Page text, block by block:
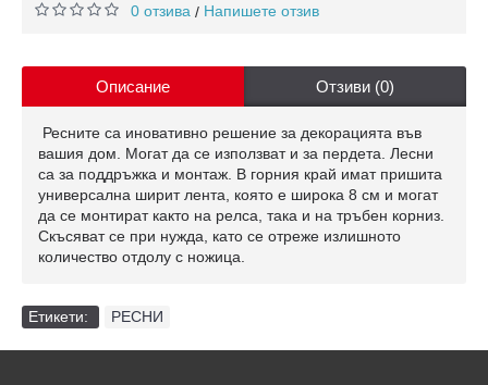
0 отзива / Напишете отзив
Описание Отзиви (0)
Ресните са иновативно решение за декорацията във
вашия дом. Могат да се използват и за пердета. Лесни
са за поддръжка и монтаж. В горния край имат пришита
универсална ширит лента, която е широка 8 см и могат
да се монтират както на релса, така и на тръбен корниз.
Скъсяват се при нужда, като се отреже излишното
количество отдолу с ножица.
Етикети: РЕСНИ